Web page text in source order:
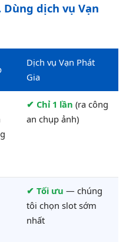
Dùng dịch vụ Vạn
Dịch vụ Vạn Phát
Gia
✔ Chỉ 1 lần (ra công
an chụp ảnh)
✔ Tối ưu — chúng
tôi chọn slot sớm
nhất